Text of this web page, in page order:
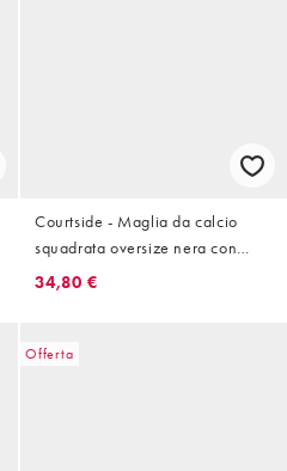
Courtside - Maglia da calcio
squadrata oversize nera con
scollo a V
34,80 €
Offerta